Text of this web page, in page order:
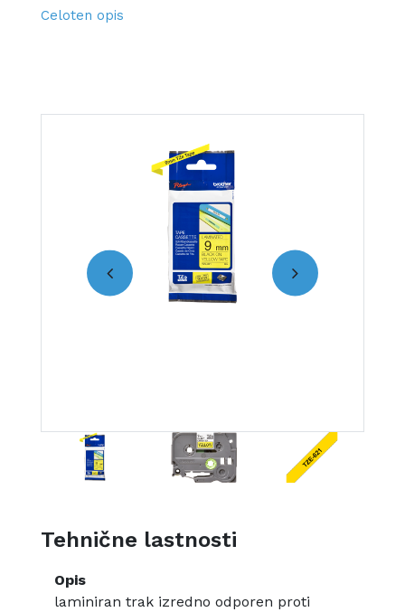
Celoten opis
Tehnične lastnosti
Opis
laminiran trak izredno odporen proti